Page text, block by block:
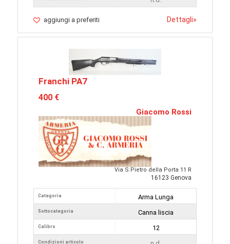
aggiungi a preferiti Dettagli»
Franchi PA7
400 €
Giacomo Rossi
Via S.Pietro della Porta 11 R
16123 Genova
Categoria
Sottocategoria
Calibro
Condizioni articolo
Arma Lunga
Canna liscia
12